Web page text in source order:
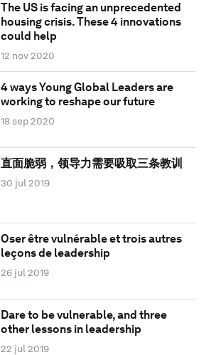
The US is facing an unprecedented
housing crisis. These 4 innovations
could help
12 nov 2020
4 ways Young Global Leaders are
working to reshape our future
18 sep 2020
直面脆弱，领导力需要吸取三条教训
30 jul 2019
Oser être vulnérable et trois autres
leçons de leadership
26 jul 2019
Dare to be vulnerable, and three
other lessons in leadership
22 jul 2019